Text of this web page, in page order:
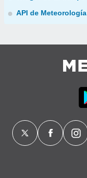
API de Meteorología